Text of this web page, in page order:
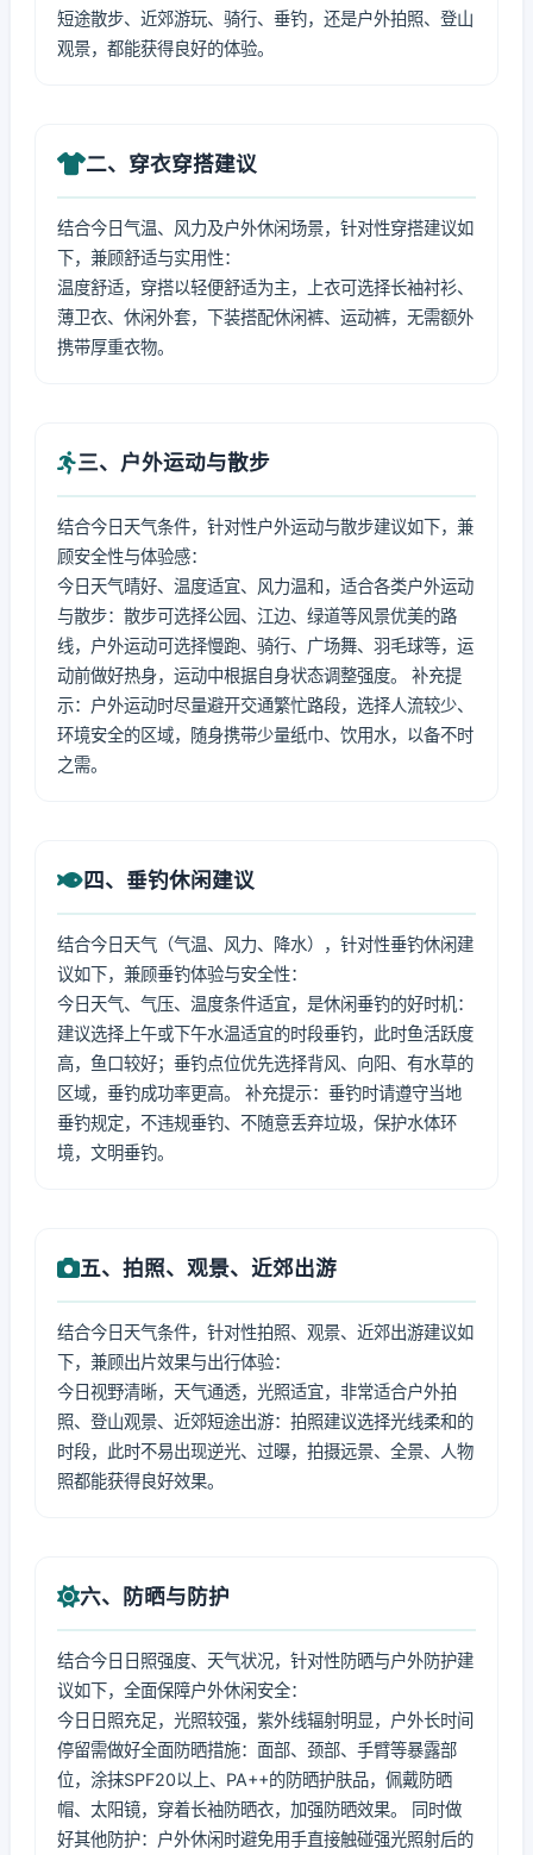
短途散步、近郊游玩、骑行、垂钓，还是户外拍照、登山
观景，都能获得良好的体验。
二、穿衣穿搭建议
结合今日气温、风力及户外休闲场景，针对性穿搭建议如
下，兼顾舒适与实用性：
温度舒适，穿搭以轻便舒适为主，上衣可选择长袖衬衫、
薄卫衣、休闲外套，下装搭配休闲裤、运动裤，无需额外
携带厚重衣物。
三、户外运动与散步
结合今日天气条件，针对性户外运动与散步建议如下，兼
顾安全性与体验感：
今日天气晴好、温度适宜、风力温和，适合各类户外运动
与散步：散步可选择公园、江边、绿道等风景优美的路
线，户外运动可选择慢跑、骑行、广场舞、羽毛球等，运
动前做好热身，运动中根据自身状态调整强度。 补充提
示：户外运动时尽量避开交通繁忙路段，选择人流较少、
环境安全的区域，随身携带少量纸巾、饮用水，以备不时
之需。
四、垂钓休闲建议
结合今日天气（气温、风力、降水），针对性垂钓休闲建
议如下，兼顾垂钓体验与安全性：
今日天气、气压、温度条件适宜，是休闲垂钓的好时机：
建议选择上午或下午水温适宜的时段垂钓，此时鱼活跃度
高，鱼口较好；垂钓点位优先选择背风、向阳、有水草的
区域，垂钓成功率更高。 补充提示：垂钓时请遵守当地
垂钓规定，不违规垂钓、不随意丢弃垃圾，保护水体环
境，文明垂钓。
五、拍照、观景、近郊出游
结合今日天气条件，针对性拍照、观景、近郊出游建议如
下，兼顾出片效果与出行体验：
今日视野清晰，天气通透，光照适宜，非常适合户外拍
照、登山观景、近郊短途出游：拍照建议选择光线柔和的
时段，此时不易出现逆光、过曝，拍摄远景、全景、人物
照都能获得良好效果。
六、防晒与防护
结合今日日照强度、天气状况，针对性防晒与户外防护建
议如下，全面保障户外休闲安全：
今日日照充足，光照较强，紫外线辐射明显，户外长时间
停留需做好全面防晒措施：面部、颈部、手臂等暴露部
位，涂抹SPF20以上、PA++的防晒护肤品，佩戴防晒
帽、太阳镜，穿着长袖防晒衣，加强防晒效果。 同时做
好其他防护：户外休闲时避免用手直接触碰强光照射后的